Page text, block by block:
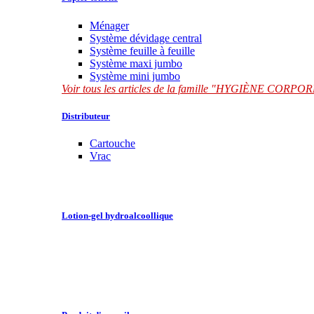
Ménager
Système dévidage central
Système feuille à feuille
Système maxi jumbo
Système mini jumbo
Voir tous les articles de la famille "HYGIÈNE
Distributeur
Cartouche
Vrac
Lotion-gel hydroalcoollique